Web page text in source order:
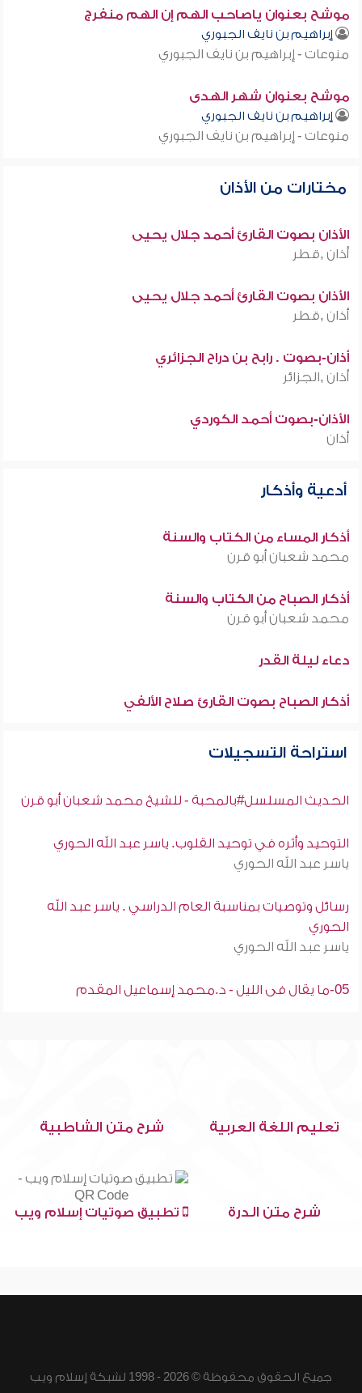
موشح بعنوان ياصاحب الهم إن الهم منفرج
إبراهيم بن نايف الجبوري
منوعات - إبراهيم بن نايف الجبوري
موشح بعنوان شهر الهدى
إبراهيم بن نايف الجبوري
منوعات - إبراهيم بن نايف الجبوري
مختارات من الأذان
الأذان بصوت القارئ أحمد جلال يحيى
أذان ,قطر
الأذان بصوت القارئ أحمد جلال يحيى
أذان ,قطر
أذان-بصوت . رابح بن دراح الجزائري
أذان ,الجزائر
الأذان-بصوت أحمد الكوردي
أذان
أدعية وأذكار
أذكار المساء من الكتاب والسنة
محمد شعبان أبو قرن
أذكار الصباح من الكتاب والسنة
محمد شعبان أبو قرن
دعاء ليلة القدر
أذكار الصباح بصوت القارئ صلاح الألفي
استراحة التسجيلات
الحديث المسلسل#بالمحبة - للشيخ محمد شعبان أبو قرن
التوحيد وأثره في توحيد القلوب. ياسر عبد الله الحوري
ياسر عبد الله الحوري
رسائل وتوصيات بمناسبة العام الدراسي . ياسر عبد الله
الحوري
ياسر عبد الله الحوري
05-ما يقال فى الليل - د.محمد إسماعيل المقدم
تعليم اللغة العربية شرح متن الشاطبية
شرح متن الدرة تطبيق صوتيات إسلام ويب
جميع الحقوق محفوظة © 2026 - 1998 لشبكة إسلام ويب